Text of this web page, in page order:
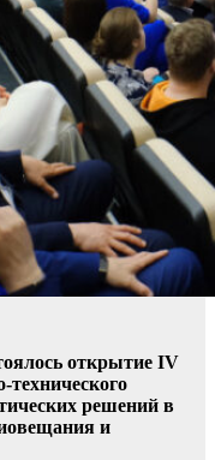
открытие IV
технического
решений в
и